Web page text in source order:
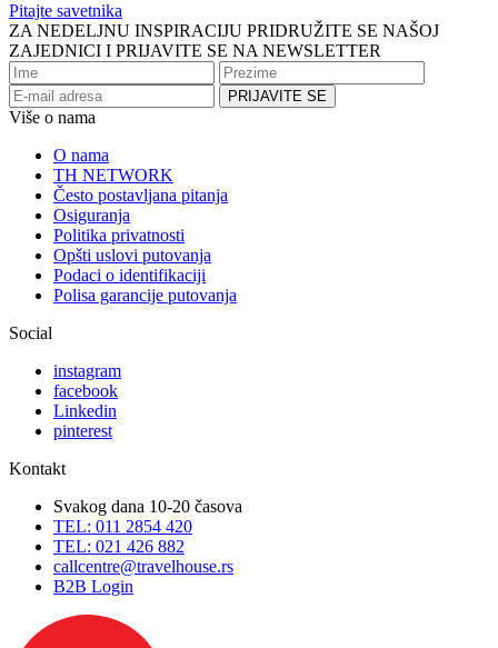
Pitajte savetnika
ZA NEDELJNU INSPIRACIJU PRIDRUŽITE SE NAŠOJ
ZAJEDNICI I PRIJAVITE SE NA NEWSLETTER
Više o nama
O nama
TH NETWORK
Često postavljana pitanja
Osiguranja
Politika privatnosti
Opšti uslovi putovanja
Podaci o identifikaciji
Polisa garancije putovanja
Social
instagram
facebook
Linkedin
pinterest
Kontakt
Svakog dana 10-20 časova
TEL: 011 2854 420
TEL: 021 426 882
callcentre@travelhouse.rs
B2B Login